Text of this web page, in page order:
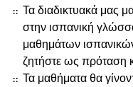
Τα διαδικτυακά μας
στην ισπανική
μαθημάτων
ζητήστε ως πρόταση
Τα μαθήματα θα